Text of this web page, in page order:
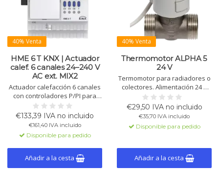
40% Venta
HME 6 T KNX | Actuador
calef. 6 canales 24–240 V
AC ext. MIX2
Actuador calefacción 6 canales
con controladores P/PI para
calor/frío. Módulo de
expansión MIX2. Solo funciona
con módulo base MIX2.
€133,39 IVA no incluido
€161,40 IVA incluido
Disponible para pedido
Añadir a la cesta
40% Venta
Thermomotor ALPHA 5
24 V
Termomotor para radiadores o
colectores. Alimentación 24 V
AC/DC, función "first open",
protección contra sobretensión,
montaje rápido, IP54.
€29,50 IVA no incluido
€35,70 IVA incluido
Disponible para pedido
Añadir a la cesta